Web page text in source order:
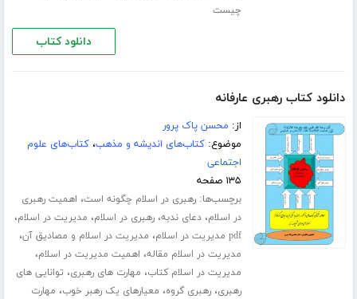
چیست
دانلود کتاب
دانلود کتاب رهبری عارفانه
از: محسن پاک پرور
موضوع:کتاب‌های اندیشه و مذهب،کتاب‌های علوم
اجتماعی
۱۳۵ صفحه
برچسب‌ها:رهبری در اسلام چگونه است، اهمیت رهبری
در اسلام،دعای ندبه،رهبری در اسلام، مدیریت در اسلام،
pdf مدیریت در اسلام ، مدیریت در اسلام و مصادیق آن،
مدیریت در اسلام مقاله، اهمیت مدیریت در اسلام،
مدیریت در اسلام کتاب، مهارت های رهبری، توانایی های
رهبری،رهبری گروه، معیارهای یک رهبر خوب، مهارت